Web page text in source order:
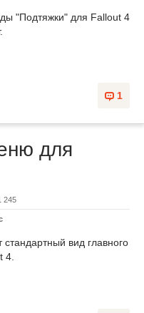
"Подтяжки" для Fallout 4
1
для
245
вид главного
4.